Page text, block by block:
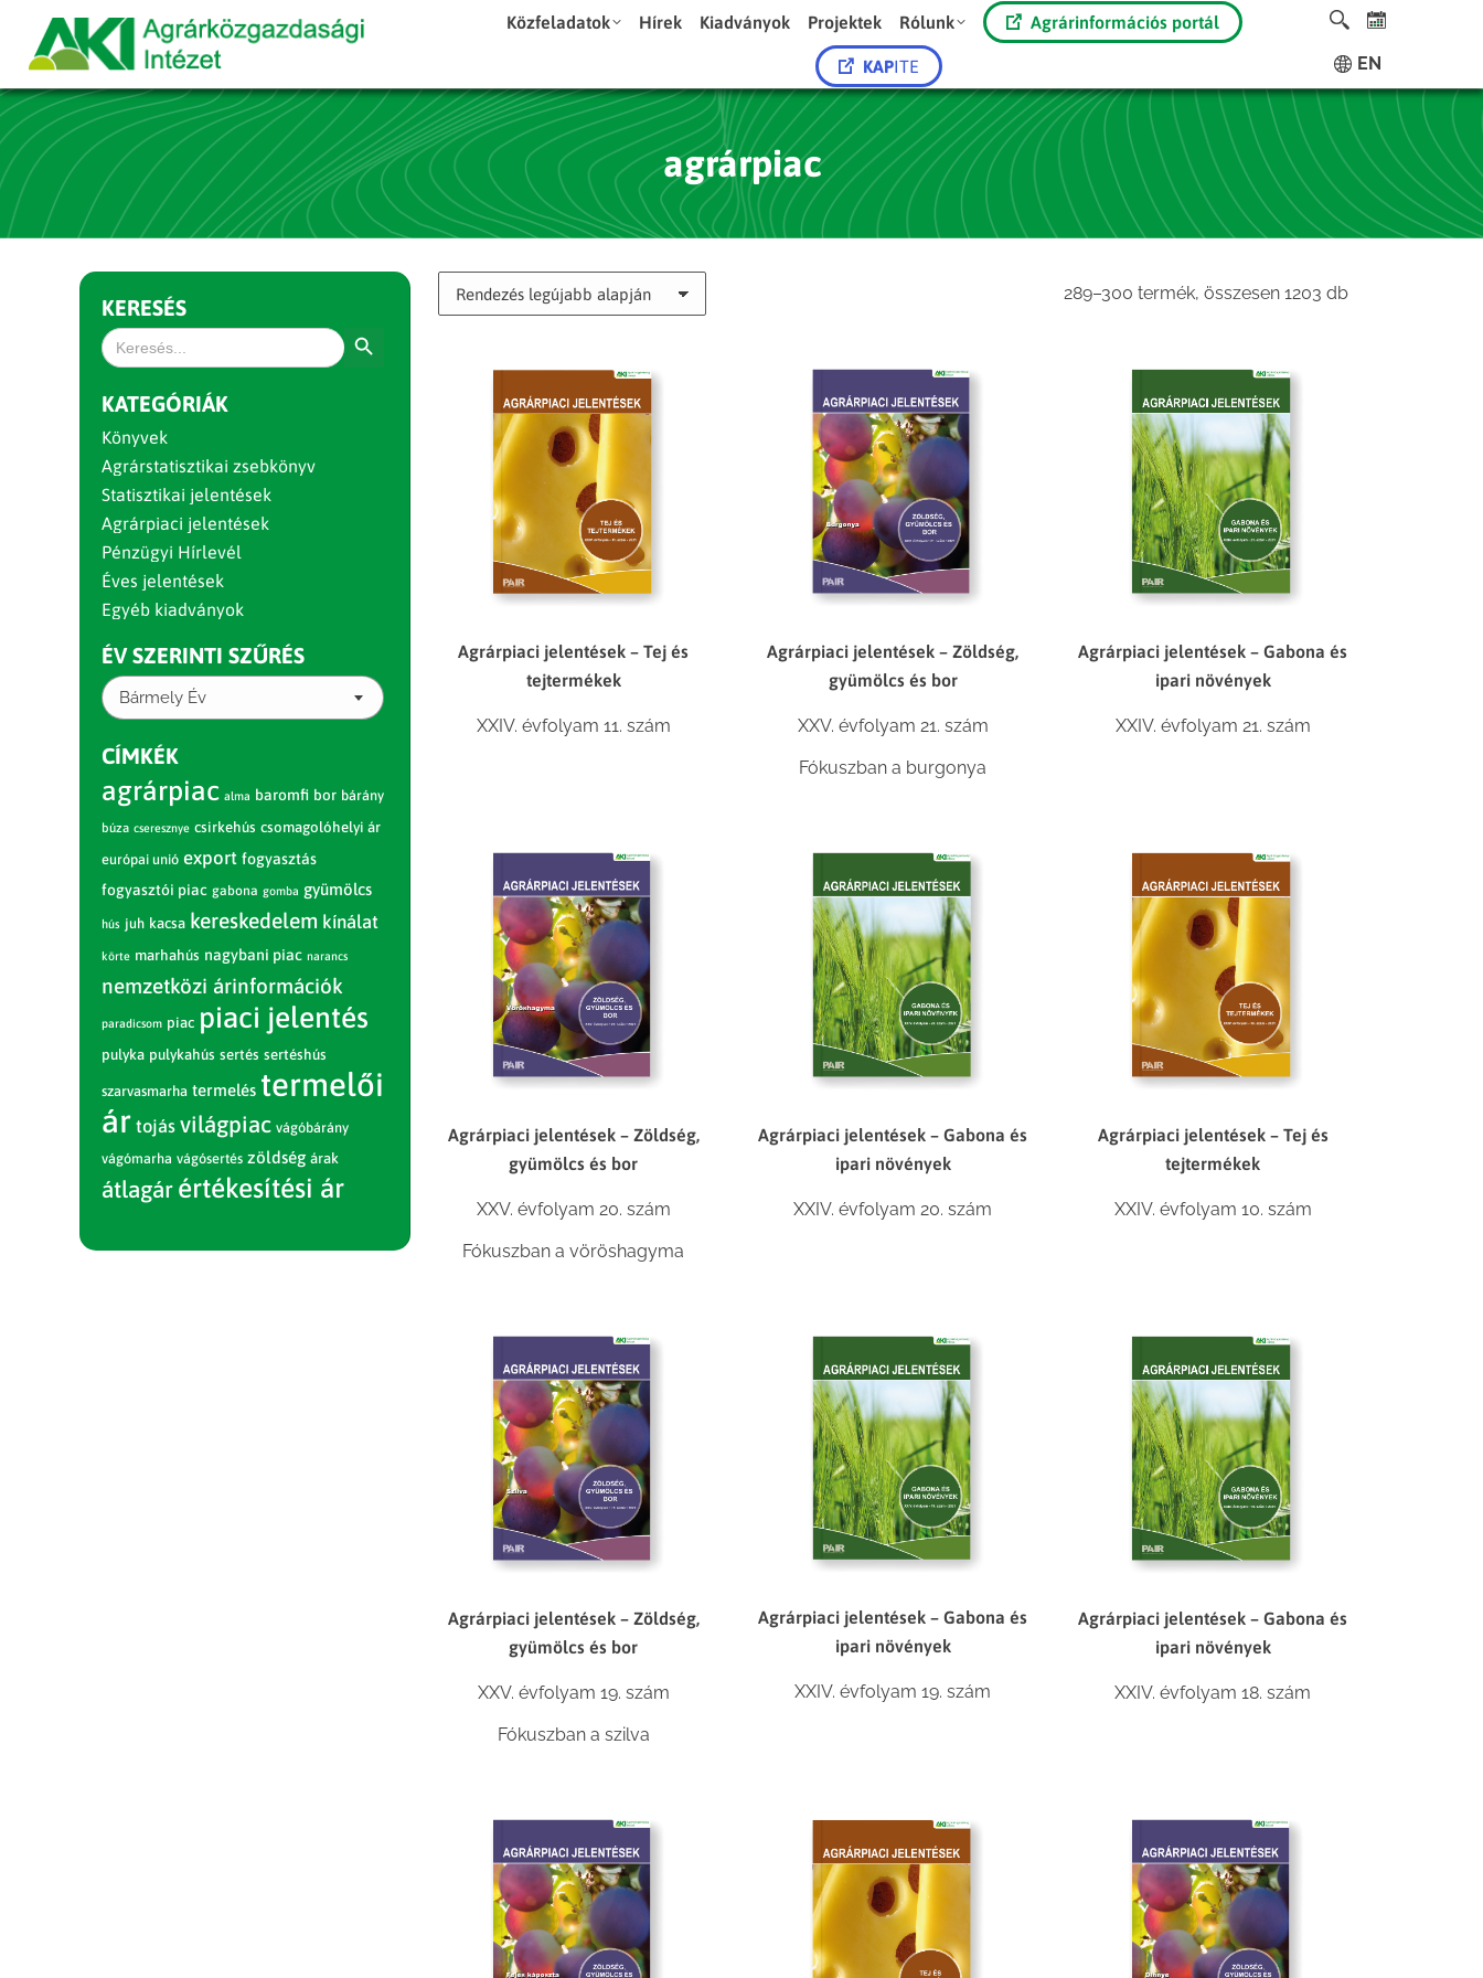
Közfeladatok Hírek Kiadványok Projektek Rólunk Agrárinformációs portál
KAPITE EN
agrárpiac
289–300 termék, összesen 1203 dbSorted
Agrárpiaci jelentések – Tej és
tejtermékek
XXIV. évfolyam 11. szám
Agrárpiaci jelentések – Zöldség,
gyümölcs és bor
XXV. évfolyam 21. szám
Fókuszban a burgonya
Agrárpiaci jelentések – Gabona és
ipari növények
XXIV. évfolyam 21. szám
Agrárpiaci jelentések – Zöldség,
gyümölcs és bor
XXV. évfolyam 20. szám
Fókuszban a vöröshagyma
Agrárpiaci jelentések – Gabona és
ipari növények
XXIV. évfolyam 20. szám
Agrárpiaci jelentések – Tej és
tejtermékek
XXIV. évfolyam 10. szám
Agrárpiaci jelentések – Zöldség,
gyümölcs és bor
XXV. évfolyam 19. szám
Fókuszban a szilva
Agrárpiaci jelentések – Gabona és
ipari növények
XXIV. évfolyam 19. szám
Agrárpiaci jelentések – Gabona és
ipari növények
XXIV. évfolyam 18. szám
KERESÉS
Search
for:
KATEGÓRIÁK
Könyvek
Agrárstatisztikai zsebkönyv
Statisztikai jelentések
Agrárpiaci jelentések
Pénzügyi Hírlevél
Éves jelentések
Egyéb kiadványok
ÉV SZERINTI SZŰRÉS
Bármely Év
CÍMKÉK
agrárpiac alma baromfi bor bárány
búza cseresznye csirkehús csomagolóhelyi ár
európai unió export fogyasztás
fogyasztói piac gabona gomba gyümölcs
hús juh kacsa kereskedelem kínálat
körte marhahús nagybani piac narancs
nemzetközi árinformációk
paradicsom piac piaci jelentés
pulyka pulykahús sertés sertéshús
szarvasmarha termelés termelői
ár tojás világpiac vágóbárány
vágómarha vágósertés zöldség árak
átlagár értékesítési ár